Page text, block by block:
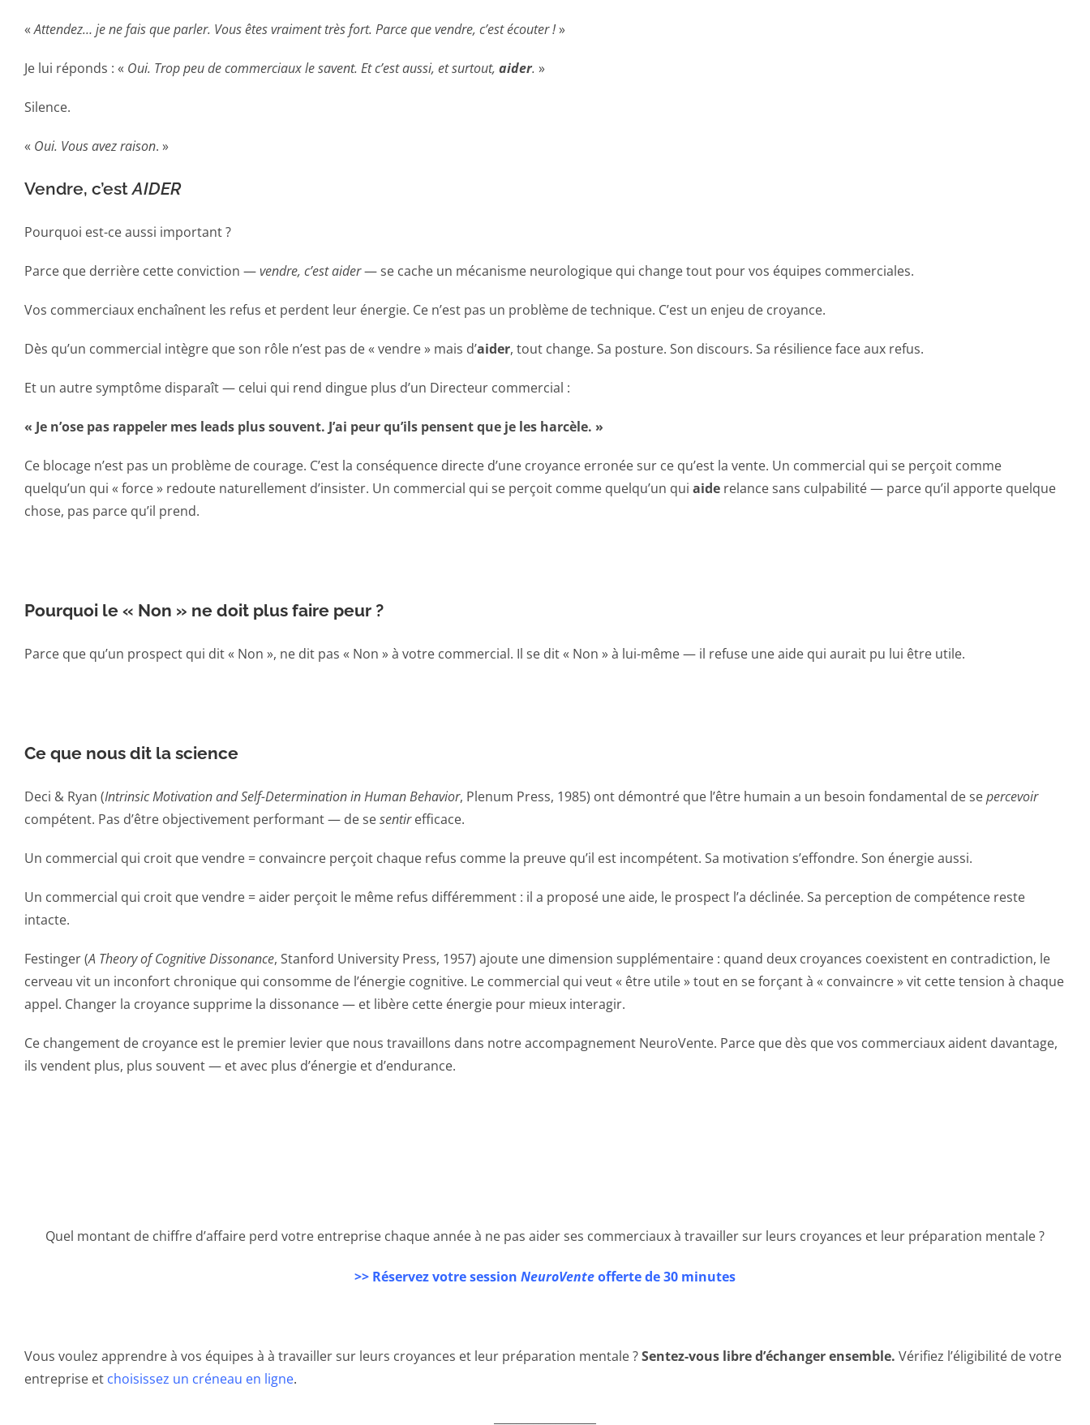
«Attendez… je ne fais que parler. Vous êtes vraiment très fort. Parce que vendre, c’est écouter !»
Je lui réponds : « Oui. Trop peu de commerciaux le savent. Et c’est aussi, et surtout, aider. »
Silence.
« Oui. Vous avez raison. »
Vendre, c’estAIDER
Pourquoi est-ce aussi important ?
Parce que derrière cette conviction —vendre, c’est aider— se cache un mécanisme neurologique qui change tout pour vos équipes commerciales.
Vos commerciaux enchaînent les refus et perdent leur énergie. Ce n’est pas un problème de technique. C’est un enjeu de croyance.
Dès qu’un commercial intègre que son rôle n’est pas de « vendre » mais d’aider, tout change. Sa posture. Son discours. Sa résilience face aux refus.
Et un autre symptôme disparaît — celui qui rend dingue plus d’un Directeur commercial :
« Je n’ose pas rappeler mes leads plus souvent. J’ai peur qu’ils pensent que je les harcèle. »
Ce blocage n’est pas un problème de courage. C’est la conséquence directe d’une croyance erronée sur ce qu’est la vente. Un commercial qui se perçoit comme
quelqu’un qui « force » redoute naturellement d’insister. Un commercial qui se perçoit comme quelqu’un qui aide relance sans culpabilité — parce qu’il apporte quelque
chose, pas parce qu’il prend.
Pourquoi le « Non » ne doit plus faire peur ?
Parce que qu’un prospect qui dit « Non », ne dit pas « Non » à votre commercial. Il se dit « Non » à lui-même — il refuse une aide qui aurait pu lui être utile.
Ce que nous dit la science
Deci & Ryan (Intrinsic Motivation and Self-Determination in Human Behavior, Plenum Press, 1985) ont démontré que l’être humain a un besoin fondamental de sepercevoir
compétent. Pas d’être objectivement performant — de sesentirefficace.
Un commercial qui croit que vendre = convaincre perçoit chaque refus comme la preuve qu’il est incompétent. Sa motivation s’effondre. Son énergie aussi.
Un commercial qui croit que vendre = aider perçoit le même refus différemment : il a proposé une aide, le prospect l’a déclinée. Sa perception de compétence reste
intacte.
Festinger (A Theory of Cognitive Dissonance, Stanford University Press, 1957) ajoute une dimension supplémentaire : quand deux croyances coexistent en contradiction, le
cerveau vit un inconfort chronique qui consomme de l’énergie cognitive. Le commercial qui veut « être utile » tout en se forçant à « convaincre » vit cette tension à chaque
appel. Changer la croyance supprime la dissonance — et libère cette énergie pour mieux interagir.
Ce changement de croyance est le premier levier que nous travaillons dans notre accompagnement NeuroVente. Parce que dès que vos commerciaux aident davantage,
ils vendent plus, plus souvent — et avec plus d’énergie et d’endurance.
Quel montant de chiffre d’affaire perd votre entreprise chaque année à ne pas aider ses commerciaux à travailler sur leurs croyances et leur préparation mentale ?
>> Réservez votre session NeuroVenteofferte de 30 minutes
Vous voulez apprendre à vos équipes à à travailler sur leurs croyances et leur préparation mentale ?Sentez-vous libre d’échanger ensemble. Vérifiez l’éligibilité de votre
entreprise et choisissez un créneau en ligne.